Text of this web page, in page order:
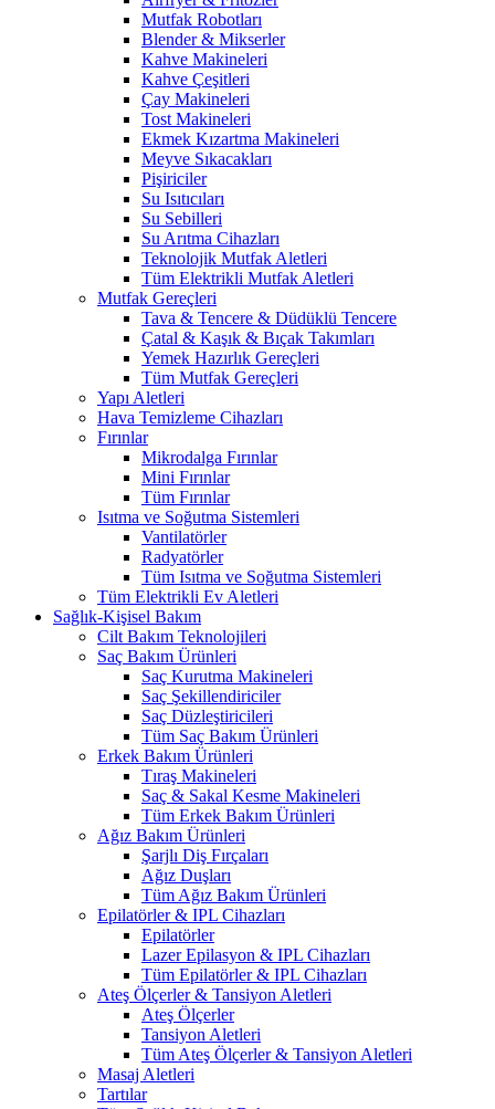
Mutfak Robotları
Blender & Mikserler
Kahve Makineleri
Kahve Çeşitleri
Çay Makineleri
Tost Makineleri
Ekmek Kızartma Makineleri
Meyve Sıkacakları
Pişiriciler
Su Isıtıcıları
Su Sebilleri
Su Arıtma Cihazları
Teknolojik Mutfak Aletleri
Tüm Elektrikli Mutfak Aletleri
Mutfak Gereçleri
Tava & Tencere & Düdüklü Tencere
Çatal & Kaşık & Bıçak Takımları
Yemek Hazırlık Gereçleri
Tüm Mutfak Gereçleri
Yapı Aletleri
Hava Temizleme Cihazları
Fırınlar
Mikrodalga Fırınlar
Mini Fırınlar
Tüm Fırınlar
Isıtma ve Soğutma Sistemleri
Vantilatörler
Radyatörler
Tüm Isıtma ve Soğutma Sistemleri
Tüm Elektrikli Ev Aletleri
Sağlık-Kişisel Bakım
Cilt Bakım Teknolojileri
Saç Bakım Ürünleri
Saç Kurutma Makineleri
Saç Şekillendiriciler
Saç Düzleştiricileri
Tüm Saç Bakım Ürünleri
Erkek Bakım Ürünleri
Tıraş Makineleri
Saç & Sakal Kesme Makineleri
Tüm Erkek Bakım Ürünleri
Ağız Bakım Ürünleri
Şarjlı Diş Fırçaları
Ağız Duşları
Tüm Ağız Bakım Ürünleri
Epilatörler & IPL Cihazları
Epilatörler
Lazer Epilasyon & IPL Cihazları
Tüm Epilatörler & IPL Cihazları
Ateş Ölçerler & Tansiyon Aletleri
Ateş Ölçerler
Tansiyon Aletleri
Tüm Ateş Ölçerler & Tansiyon Aletleri
Masaj Aletleri
Tartılar